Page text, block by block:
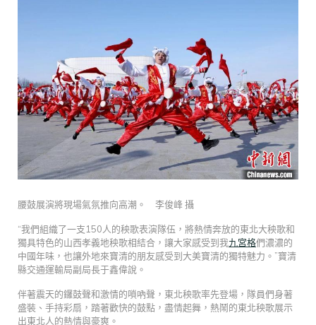
腰鼓展演將現場氣氛推向高潮。 李俊峰 攝
“我們組織了一支150人的秧歌表演隊伍，將熱情奔放的東北大秧歌和
獨具特色的山西孝義地秧歌相結合，讓大家感受到我九宮格們濃濃的
中國年味，也讓外地來寶清的朋友感受到大美寶清的獨特魅力。”寶清
縣交通運輸局副局長于鑫偉說。
伴著震天的鑼鼓聲和激情的嗩吶聲，東北秧歌率先登場，隊員們身著
盛裝、手持彩扇，踏著歡快的鼓點，盡情起舞，熱鬧的東北秧歌展示
出東北人的熱情與豪爽。